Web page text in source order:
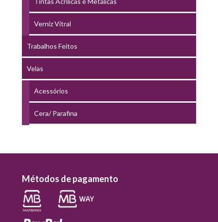
Verniz Vitral
Trabalhos Feitos
Velas
Acessórios
Cera/ Parafina
Métodos de pagamento